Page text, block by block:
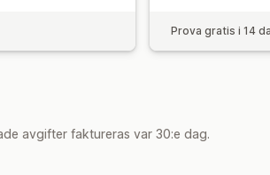
Prova gratis i 14
avgifter faktureras var 30:e dag.